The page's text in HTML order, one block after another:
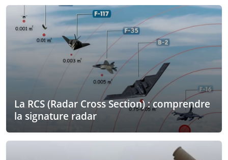
La RCS (Radar Cross Section) : comprendre
la signature radar